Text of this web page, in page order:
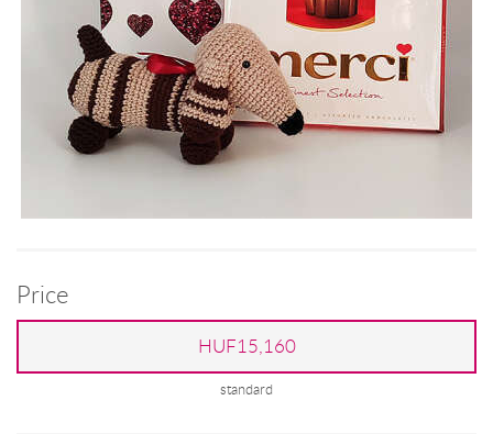
Price
HUF15,160
standard